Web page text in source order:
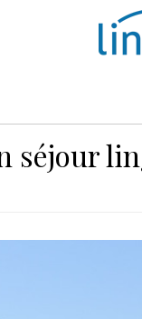
séjour